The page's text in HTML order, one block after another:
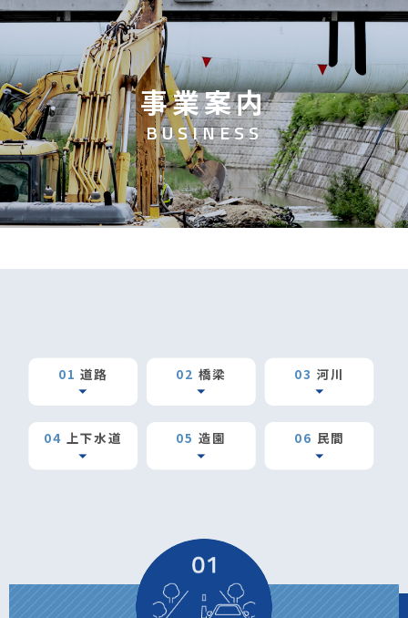
事業案内
BUSINESS
01 道路
arrow_drop_down
02 橋梁
arrow_drop_down
03 河川
arrow_drop_down
04 上下水道
arrow_drop_down
05 造園
arrow_drop_down
06 民間
arrow_drop_down